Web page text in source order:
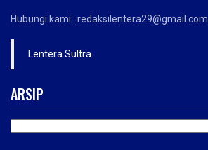
Hubungi kami : redaksilentera29@gmail.com
Lentera Sultra
ARSIP